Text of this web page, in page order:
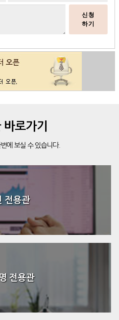
신청
하기
로가기
에 보실 수 있습니다.
전용관
전용관